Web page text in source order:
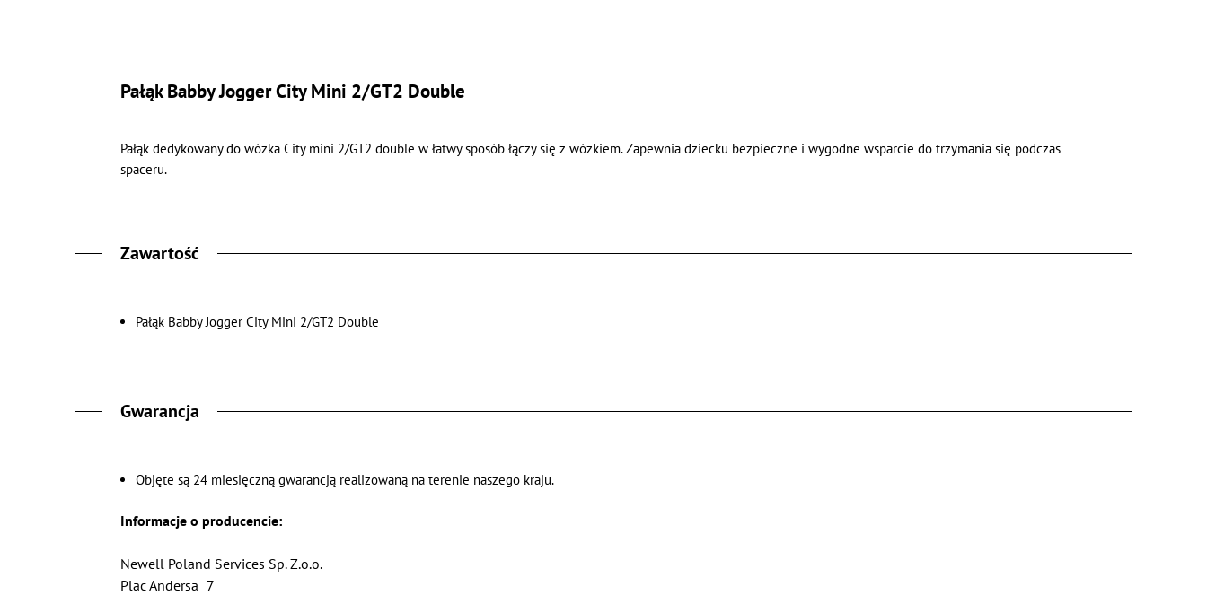
Pałąk Babby Jogger City Mini 2/GT2 Double
Pałąk dedykowany do wózka City mini 2/GT2 double w łatwy sposób łączy się z wózkiem. Zapewnia dziecku bezpieczne i wygodne wsparcie do trzymania się podczas
spaceru.
Zawartość
Pałąk Babby Jogger City Mini 2/GT2 Double
Gwarancja
Objęte są 24 miesięczną gwarancją realizowaną na terenie naszego kraju.
Informacje o producencie:
Newell Poland Services Sp. Z.o.o.
Plac Andersa 7